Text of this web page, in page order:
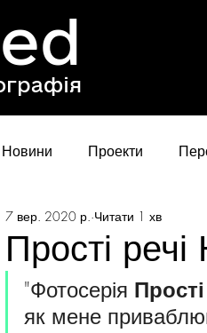
Новини Проекти
Прості
7 вер. 2020 р. Читати 1 хв
"Фотосерія
як мене